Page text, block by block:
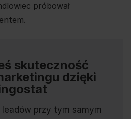
próbował
skuteczność
dzięki
leadów przy tym samym